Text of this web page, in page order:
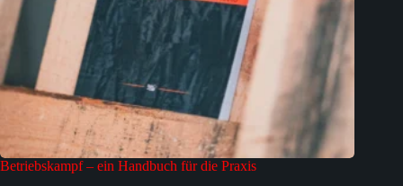
Betriebskampf – ein Handbuch für die Praxis